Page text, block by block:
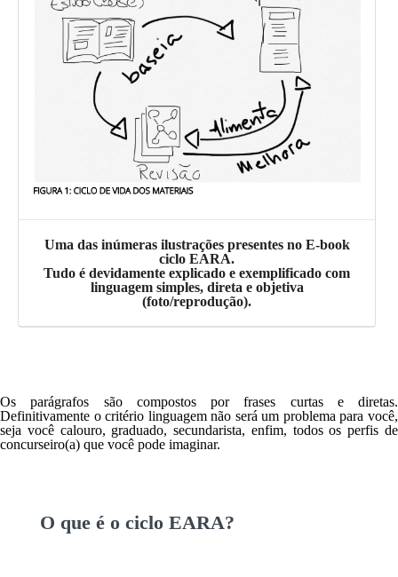
Uma das inúmeras ilustrações presentes no E-book
ciclo EARA.
Tudo é devidamente explicado e exemplificado com
linguagem simples, direta e objetiva
(foto/reprodução).
Os parágrafos são compostos por frases curtas e diretas.
Definitivamente o critério linguagem não será um problema para você,
seja você calouro, graduado, secundarista, enfim, todos os perfis de
concurseiro(a) que você pode imaginar.
O que é o ciclo EARA?